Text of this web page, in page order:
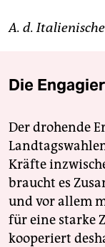
A. d.
Die
Der drohende
Kräfte
braucht es
und vor allem
für eine starke
kooperiert